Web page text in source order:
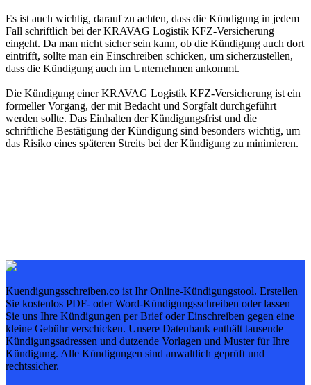
Es ist auch wichtig, darauf zu achten, dass die Kündigung in jedem
Fall schriftlich bei der KRAVAG Logistik KFZ-Versicherung
eingeht. Da man nicht sicher sein kann, ob die Kündigung auch dort
eintrifft, sollte man ein Einschreiben schicken, um sicherzustellen,
dass die Kündigung auch im Unternehmen ankommt.
Die Kündigung einer KRAVAG Logistik KFZ-Versicherung ist ein
formeller Vorgang, der mit Bedacht und Sorgfalt durchgeführt
werden sollte. Das Einhalten der Kündigungsfrist und die
schriftliche Bestätigung der Kündigung sind besonders wichtig, um
das Risiko eines späteren Streits bei der Kündigung zu minimieren.
Kuendigungsschreiben.co ist Ihr Online-Kündigungstool. Erstellen
Sie kostenlos PDF- oder Word-Kündigungsschreiben oder lassen
Sie uns Ihre Kündigungen per Brief oder Einschreiben gegen eine
kleine Gebühr verschicken. Unsere Datenbank enthält tausende
Kündigungsadressen und dutzende Vorlagen und Muster für Ihre
Kündigung. Alle Kündigungen sind anwaltlich geprüft und
rechtssicher.